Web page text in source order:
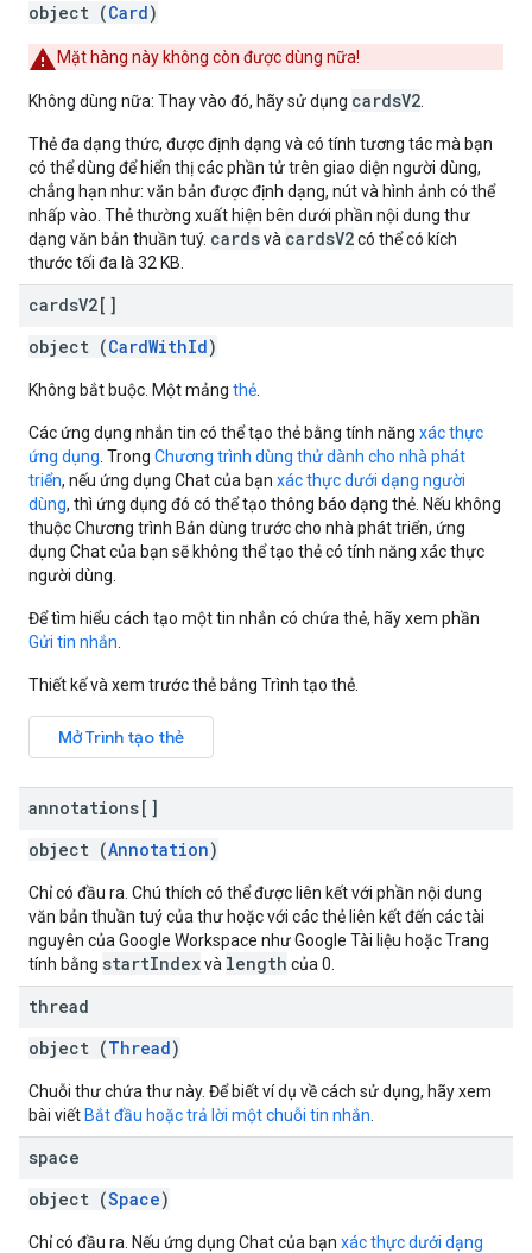
object (Card)
Mặt hàng này không còn được dùng nữa!
Không dùng nữa: Thay vào đó, hãy sử dụng cardsV2
Thẻ đa dạng thức, được định dạng và có tính tương tác mà bạn
có thể dùng để hiển thị các phần tử trên giao diện người dùng,
chẳng hạn như: văn bản được định dạng, nút và hình ảnh có thể
nhấp vào. Thẻ thường xuất hiện bên dưới phần nội dung thư
dạng văn bản thuần tuý. cardsvà cardsV2có thể có kích
thước tối đa là 32 KB.
cardsV2[]
object (CardWithId)
Không bắt buộc. Một mảng thẻ
Các ứng dụng nhắn tin có thể tạo thẻ bằng tính năng xác thực
ứng dụng . Trong Chương trình dùng thử dành cho nhà phát
triển, nếu ứng dụng Chat của bạn xác thực dưới dạng người
dùng, thì ứng dụng đó có thể tạo thông báo dạng thẻ. Nếu không
thuộc Chương trình Bản dùng trước cho nhà phát triển, ứng
dụng Chat của bạn sẽ không thể tạo thẻ có tính năng xác thực
người dùng.
Để tìm hiểu cách tạo một tin nhắn có chứa thẻ, hãy xem phần
Gửi tin nhắn
Thiết kế và xem trước thẻ bằng Trình tạo thẻ.
Mở Trình tạo thẻ
annotations[]
object (Annotation)
Chỉ có đầu ra. Chú thích có thể được liên kết với phần nội dung
văn bản thuần tuý của thư hoặc với các thẻ liên kết đến các tài
nguyên của Google Workspace như Google Tài liệu hoặc Trang
tính bằng startIndexvà length của 0.
thread
object (Thread)
Chuỗi thư chứa thư này. Để biết ví dụ về cách sử dụng, hãy xem
bài viết Bắt đầu hoặc trả lời một chuỗi tin nhắn
space
object (Space)
Chỉ có đầu ra. Nếu ứng dụng Chat của bạn xác thực dưới dạng